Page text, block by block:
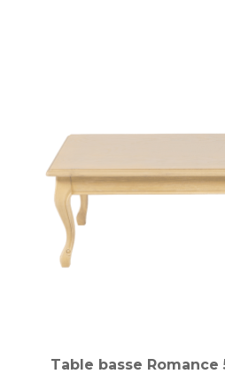
Table basse Romance